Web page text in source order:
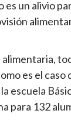
un alivio
es el caso
escuela
para 132